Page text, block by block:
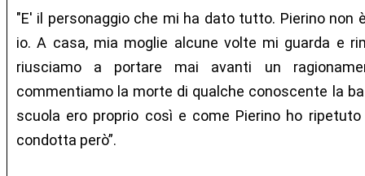
"E' il personaggio che mi ha dato tutto. Pierino non
io. A casa, mia moglie alcune volte mi guarda e
riusciamo a portare mai avanti un
commentiamo la morte di qualche conoscente la
scuola ero proprio così e come Pierino ho
condotta però”.